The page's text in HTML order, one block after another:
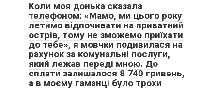
Коли моя донька сказала
телефоном: «Мамо, ми цього року
летимо відпочивати на приватний
острів, тому не зможемо приїхати
до тебе», я мовчки подивилася на
рахунок за комунальні послуги,
який лежав переді мною. До
сплати залишалося 8 740 гривень,
а в моєму гаманці було трохи